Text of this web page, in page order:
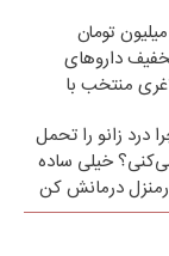
میلیون تومان
داروهای
منتخب با
درد زانو را تحمل
خیلی ساده
درمانش کن